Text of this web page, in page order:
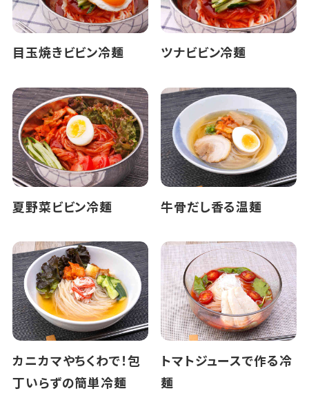
目玉焼きビビン冷麺 ツナビビン冷麺
夏野菜ビビン冷麺 牛骨だし香る温麺
カニカマやちくわで！包
丁いらずの簡単冷麺
トマトジュースで作る冷
麺